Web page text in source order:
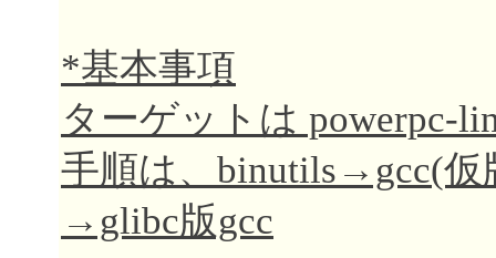
*基本事項
ターゲットは powerpc-
手順は、binutils→gcc(
→glibc版gcc